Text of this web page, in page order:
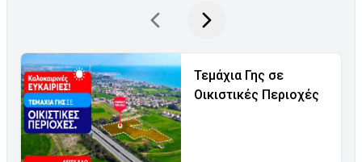
Τεμάχια Γης σε
Οικιστικές Περιοχές